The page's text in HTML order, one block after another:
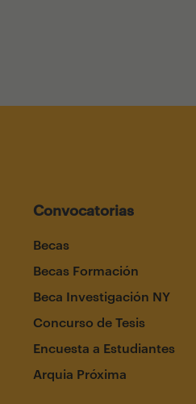
Convocatorias
Becas
Becas Formación
Beca Investigación NY
Concurso de Tesis
Encuesta a Estudiantes
Arquia Próxima